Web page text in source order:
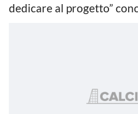
dedicare al progetto”